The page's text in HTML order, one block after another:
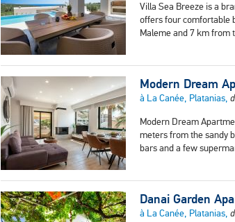
Villa Sea Breeze is a
offers four comfortable
Maleme and 7 km from
Modern Dream
à La Canée, Platanias,
Modern Dream
meters from the sandy
bars and a few
Danai Garden
à La Canée, Platanias,